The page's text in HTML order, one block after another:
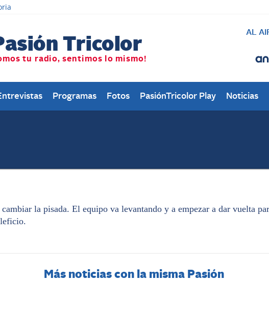
AL
Programas Fotos PasiónTricolor Play Noticias
la pisada. El equipo va levantando y a empezar a dar vuelta
Más noticias con la misma Pasión